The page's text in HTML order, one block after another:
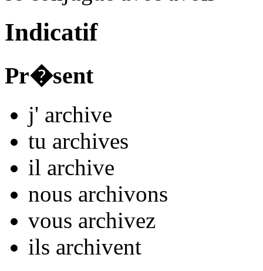
Indicatif
Pr�sent
j' archive
tu archives
il archive
nous archivons
vous archivez
ils archivent